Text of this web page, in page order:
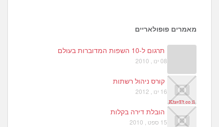
מאמרים פופולאריים
תרגום ל-10 השפות המדוברות בעולם
08 ינו , 2010
קורס ניהול רשתות
16 ינו , 2012
הובלת דירה בקלות
15 ספט , 2010